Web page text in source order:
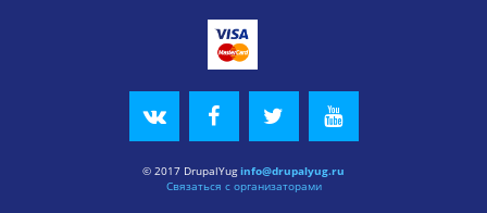
© 2017 DrupalYuginfo@drupalyug.ru
Связаться с организаторами